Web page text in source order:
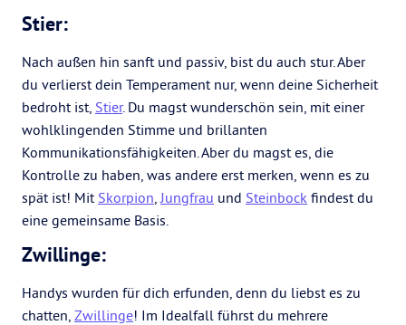
Stier:
Nach außen hin sanft und passiv, bist du auch stur. Aber
du verlierst dein Temperament nur, wenn deine Sicherheit
bedroht ist, Stier. Du magst wunderschön sein, mit einer
wohlklingenden Stimme und brillanten
Kommunikationsfähigkeiten. Aber du magst es, die
Kontrolle zu haben, was andere erst merken, wenn es zu
spät ist! Mit Skorpion,Jungfrau und Steinbock findest du
eine gemeinsame Basis.
Zwillinge:
Handys wurden für dich erfunden, denn du liebst es zu
chatten, Zwillinge! Im Idealfall führst du mehrere